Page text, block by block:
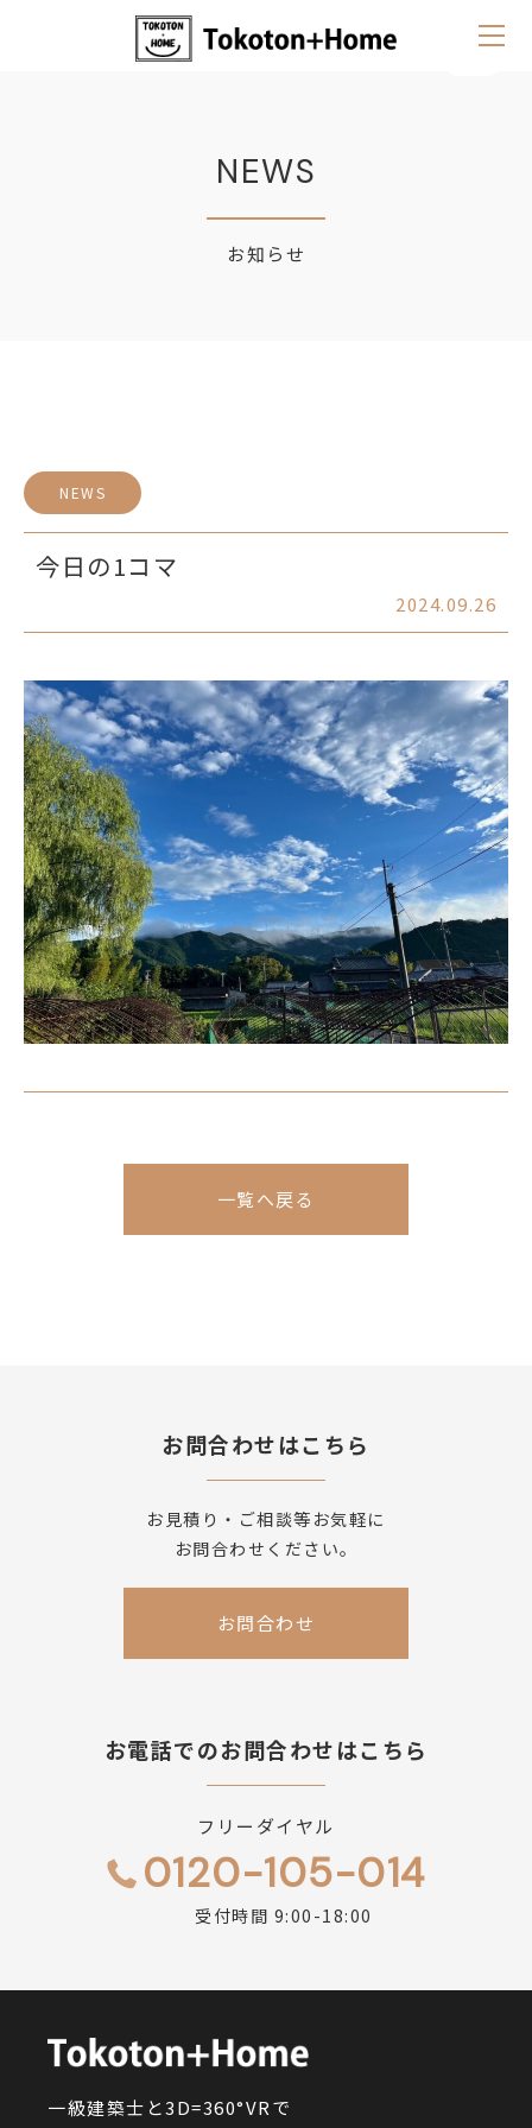
NEWS
お知らせ
NEWS
今日の1コマ
2024.09.26
一覧へ戻る
お問合わせはこちら
お見積り・ご相談等お気軽に
お問合わせください。
お問合わせ
お電話でのお問合わせはこちら
フリーダイヤル
0120-105-014
受付時間 9:00-18:00
一級建築士と3D=360°VRで